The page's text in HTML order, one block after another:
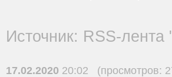
Источник: RSS-
17.02.2020 20:02 (просмотров: